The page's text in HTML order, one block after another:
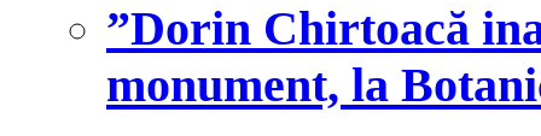
”Dorin Chirtoacă
monument, la